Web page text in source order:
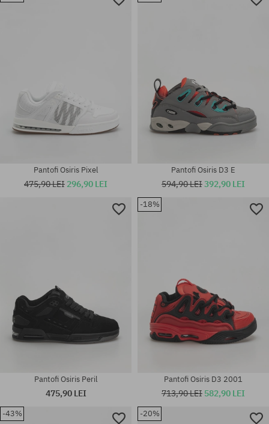
Mărimi existente:
Pantofi Osiris Pixel
475,90 LEI 296,90 LEI
Pantofi Osiris D3 E
594,90 LEI392,90 LEI
Pantofi Osiris Peril
475,90 LEI
-18%
Pantofi Osiris D3 2001
713,90 LEI 582,90 LEI
-43% -20%